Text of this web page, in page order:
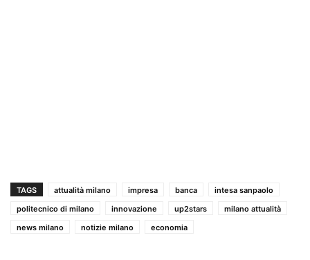
TAGS attualità milano impresa banca
intesa sanpaolo
politecnico di milano
innovazione up2stars
milano attualità
news milano
notizie milano economia